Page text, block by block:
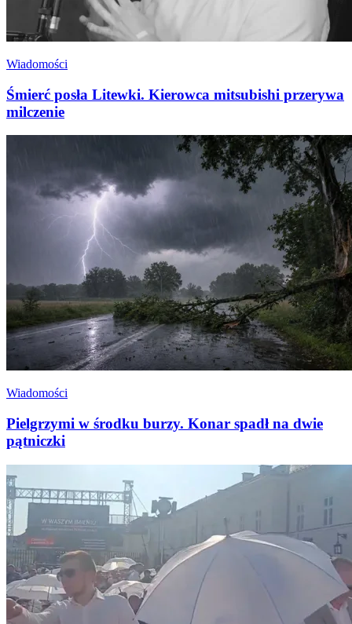
Wiadomości
Śmierć posła Litewki. Kierowca mitsubishi przerywa
milczenie
Wiadomości
Pielgrzymi w środku burzy. Konar spadł na dwie
pątniczki